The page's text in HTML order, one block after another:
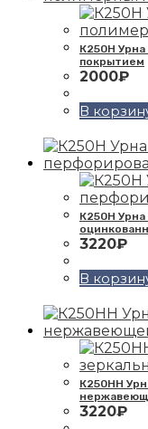
К250Н
покрытием
2000₽
В
К250Н
3220₽
В
К250НН
3220₽